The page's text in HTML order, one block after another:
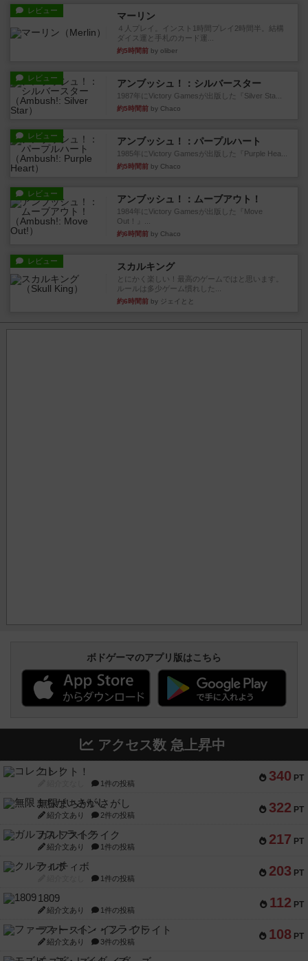
レビュー マーリン
４人プレイ。インスト1時間プレイ2時間半。結構
ダイス運と手札のカード運...
約5時間前 by oliber
レビュー アンブッシュ！：シルバースター
1987年にVictory Gamesが出版した『Silver Sta...
約5時間前 by Chaco
レビュー アンブッシュ！：パープルハート
1985年にVictory Gamesが出版した『Purple Hea...
約5時間前 by Chaco
レビュー アンブッシュ！：ムーブアウト！
1984年にVictory Gamesが出版した『Move
Out！』...
約6時間前 by Chaco
レビュー スカルキング
とにかく楽しい！最高のゲームではと思います。
ルールは多少ゲーム慣れした...
約6時間前 by ジェイとと
ボドゲーマのアプリ版はこちら
アクセス数 急上昇中
340 PT
コレクト！
1件の投稿
322 PT
無限まちがいさがし
紹介文あり 2件の投稿
217 PT
ガルフストライク
紹介文あり 1件の投稿
203 PT
クルティボ
1件の投稿
112 PT
1809
紹介文あり 1件の投稿
108 PT
ファースト・イン・フライト
紹介文あり 3件の投稿